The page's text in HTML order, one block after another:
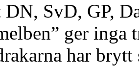
SvD, GP,
ger inga
har